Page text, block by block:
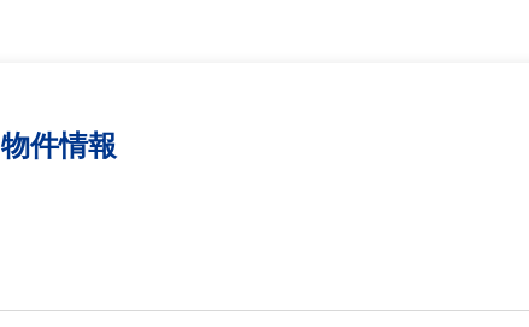
物件情報